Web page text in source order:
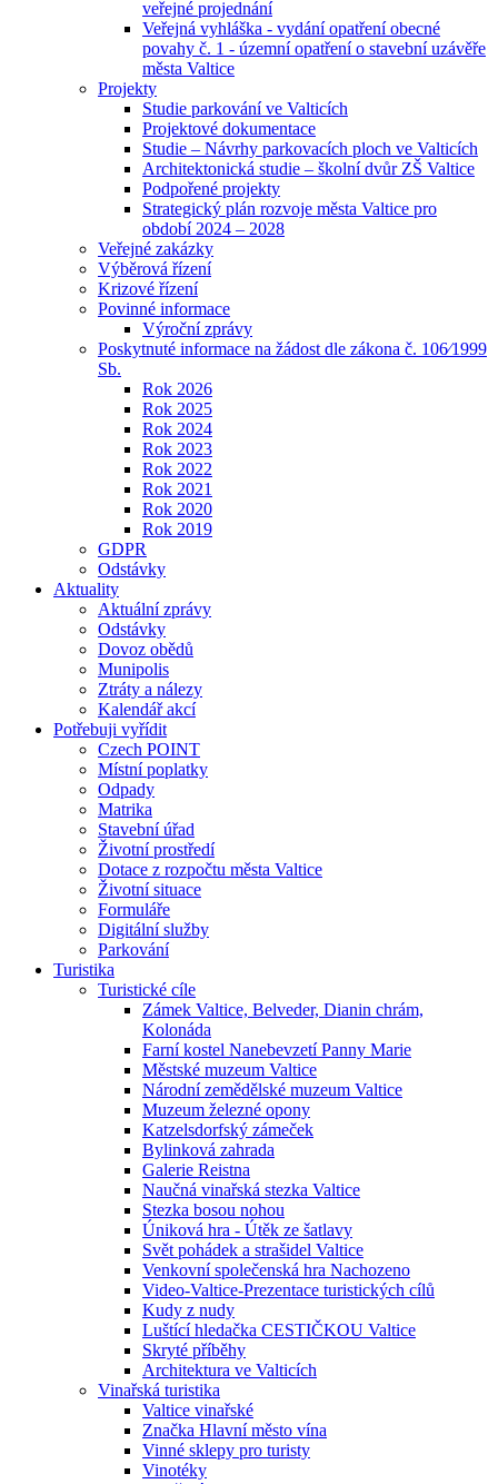
veřejné projednání
Veřejná vyhláška - vydání opatření obecné
povahy č. 1 - územní opatření o stavební uzávěře
města Valtice
Projekty
Studie parkování ve Valticích
Projektové dokumentace
Studie – Návrhy parkovacích ploch ve Valticích
Architektonická studie – školní dvůr ZŠ Valtice
Podpořené projekty
Strategický plán rozvoje města Valtice pro
období 2024 – 2028
Veřejné zakázky
Výběrová řízení
Krizové řízení
Povinné informace
Výroční zprávy
Poskytnuté informace na žádost dle zákona č. 106⁄1999
Sb.
Rok 2026
Rok 2025
Rok 2024
Rok 2023
Rok 2022
Rok 2021
Rok 2020
Rok 2019
GDPR
Odstávky
Aktuality
Aktuální zprávy
Odstávky
Dovoz obědů
Munipolis
Ztráty a nálezy
Kalendář akcí
Potřebuji vyřídit
Czech POINT
Místní poplatky
Odpady
Matrika
Stavební úřad
Životní prostředí
Dotace z rozpočtu města Valtice
Životní situace
Formuláře
Digitální služby
Parkování
Turistika
Turistické cíle
Zámek Valtice, Belveder, Dianin chrám,
Kolonáda
Farní kostel Nanebevzetí Panny Marie
Městské muzeum Valtice
Národní zemědělské muzeum Valtice
Muzeum železné opony
Katzelsdorfský zámeček
Bylinková zahrada
Galerie Reistna
Naučná vinařská stezka Valtice
Stezka bosou nohou
Úniková hra - Útěk ze šatlavy
Svět pohádek a strašidel Valtice
Venkovní společenská hra Nachozeno
Video-Valtice-Prezentace turistických cílů
Kudy z nudy
Luštící hledačka CESTIČKOU Valtice
Skryté příběhy
Architektura ve Valticích
Vinařská turistika
Valtice vinařské
Značka Hlavní město vína
Vinné sklepy pro turisty
Vinotéky